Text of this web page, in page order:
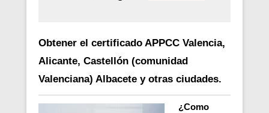
Obtener el certificado APPCC Valencia,
Alicante, Castellón (comunidad
Valenciana) Albacete y otras ciudades.
¿Como